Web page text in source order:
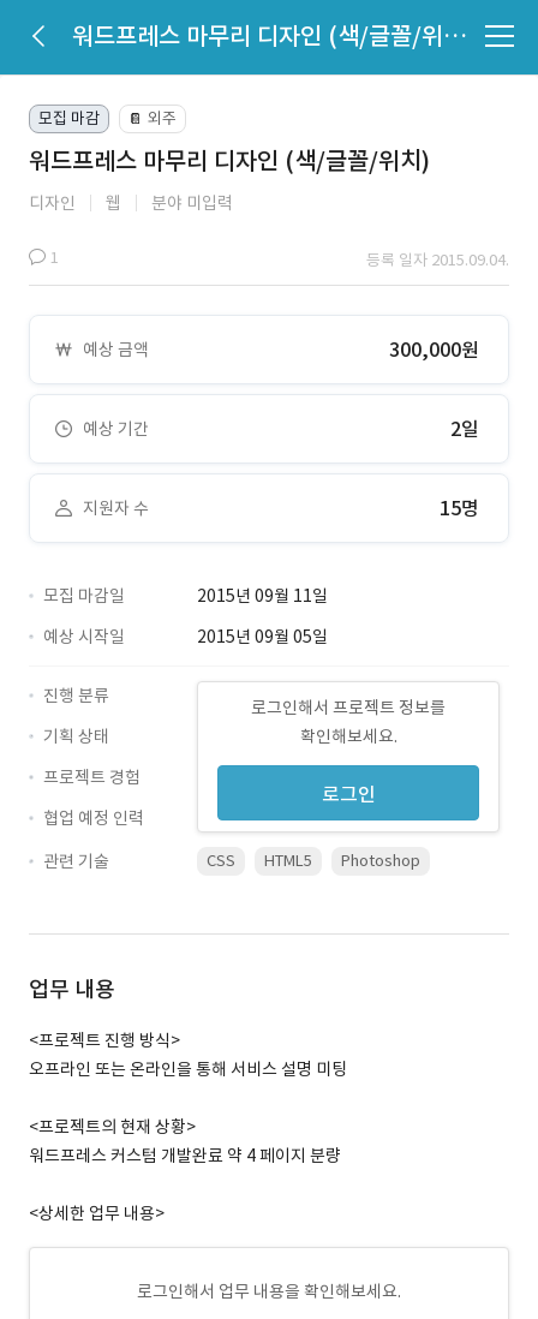
워드프레스 마무리 디자인 (색/글꼴/위치)
모집 마감 📔 외주
워드프레스 마무리 디자인 (색/글꼴/위치)
디자인 웹 분야 미입력
1 등록 일자 2015.09.04.
예상 금액 300,000원
예상 기간 2일
지원자 수 15명
모집 마감일
2015년 09월 11일
예상 시작일
2015년 09월 05일
로그인해서 프로젝트 정보를
확인해보세요.
로그인
진행 분류
기획 상태
프로젝트 경험
협업 예정 인력
관련 기술
CSS HTML5 Photoshop
업무 내용
<프로젝트 진행 방식>
오프라인 또는 온라인을 통해 서비스 설명 미팅
<프로젝트의 현재 상황>
워드프레스 커스텀 개발완료 약 4 페이지 분량
<상세한 업무 내용>
로그인해서 업무 내용을 확인해보세요.